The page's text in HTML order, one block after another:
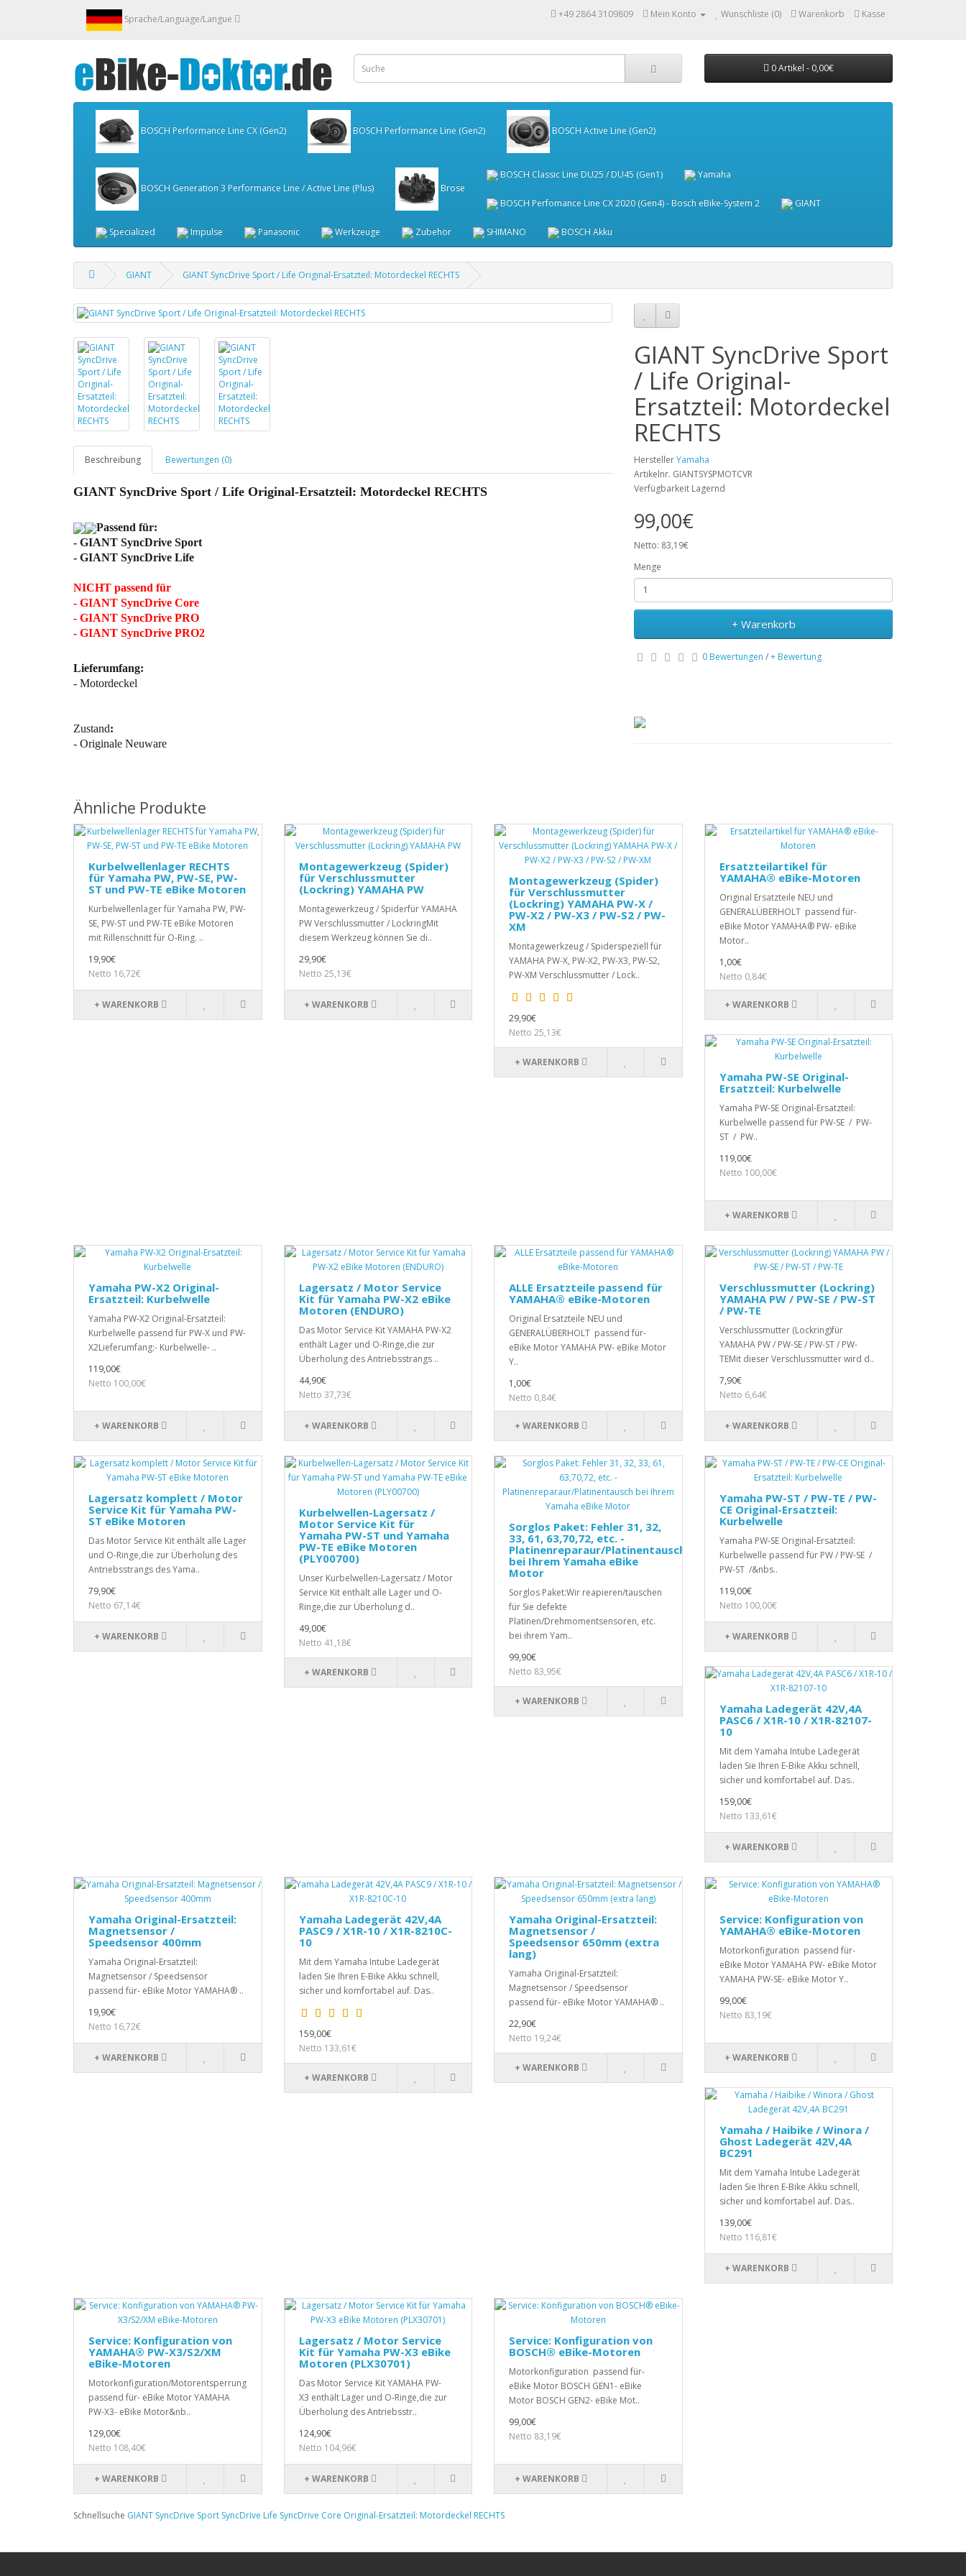
Sprache/Language/Langue +49 2864 3109809 Mein Konto Wunschliste (0) Warenkorb Kasse
0 Artikel - 0,00€
BOSCH Performance Line CX (Gen2) BOSCH Performance Line (Gen2) BOSCH Active Line (Gen2)
BOSCH Generation 3 Performance Line / Active Line (Plus) Brose
BOSCH Classic Line DU25 / DU45 (Gen1) Yamaha
BOSCH Perfomance Line CX 2020 (Gen4) - Bosch eBike-System 2 GIANT
Specialized Impulse Panasonic Werkzeuge Zubehör SHIMANO BOSCH Akku
GIANT GIANT SyncDrive Sport / Life Original-Ersatzteil: Motordeckel RECHTS
Beschreibung Bewertungen (0)
GIANT SyncDrive Sport / Life Original-Ersatzteil: Motordeckel RECHTS
Passend für:
- GIANT SyncDrive Sport
- GIANT SyncDrive Life
NICHT passend für
- GIANT SyncDrive Core
- GIANT SyncDrive PRO
- GIANT SyncDrive PRO2
Lieferumfang:
- Motordeckel
Zustand:
- Originale Neuware
GIANT SyncDrive Sport
/ Life Original-
Ersatzteil: Motordeckel
RECHTS
HerstellerYamaha
Artikelnr. GIANTSYSPMOTCVR
Verfügbarkeit Lagernd
99,00€
Netto: 83,19€
Menge
+ Warenkorb
0 Bewertungen /+ Bewertung
Ähnliche Produkte
Kurbelwellenlager RECHTS
für Yamaha PW, PW-SE, PW-
ST und PW-TE eBike Motoren
Kurbelwellenlager für Yamaha PW, PW-
SE, PW-ST und PW-TE eBike Motoren
mit Rillenschnitt für O-Ring. ..
19,90€
Netto 16,72€
+ WARENKORB
Montagewerkzeug (Spider)
für Verschlussmutter
(Lockring) YAMAHA PW
Montagewerkzeug / Spiderfür YAMAHA
PW Verschlussmutter / LockringMit
diesem Werkzeug können Sie di..
29,90€
Netto 25,13€
+ WARENKORB
Montagewerkzeug (Spider)
für Verschlussmutter
(Lockring) YAMAHA PW-X /
PW-X2 / PW-X3 / PW-S2 / PW-
XM
Montagewerkzeug / Spiderspeziell für
YAMAHA PW-X, PW-X2, PW-X3, PW-S2,
PW-XM Verschlussmutter / Lock..
29,90€
Netto 25,13€
+ WARENKORB
Ersatzteilartikel für
YAMAHA® eBike-Motoren
Original Ersatzteile NEU und
GENERALÜBERHOLT passend für-
eBike Motor YAMAHA® PW- eBike
Motor..
1,00€
Netto 0,84€
+ WARENKORB
Yamaha PW-SE Original-
Ersatzteil: Kurbelwelle
Yamaha PW-SE Original-Ersatzteil:
Kurbelwelle passend für PW-SE / PW-
ST / PW..
119,00€
Netto 100,00€
+ WARENKORB
Yamaha PW-X2 Original-
Ersatzteil: Kurbelwelle
Yamaha PW-X2 Original-Ersatzteil:
Kurbelwelle passend für PW-X und PW-
X2Lieferumfang:- Kurbelwelle- ..
119,00€
Netto 100,00€
+ WARENKORB
Lagersatz / Motor Service
Kit für Yamaha PW-X2 eBike
Motoren (ENDURO)
Das Motor Service Kit YAMAHA PW-X2
enthält Lager und O-Ringe,die zur
Überholung des Antriebsstrangs ..
44,90€
Netto 37,73€
+ WARENKORB
ALLE Ersatzteile passend für
YAMAHA® eBike-Motoren
Original Ersatzteile NEU und
GENERALÜBERHOLT passend für-
eBike Motor YAMAHA PW- eBike Motor
Y..
1,00€
Netto 0,84€
+ WARENKORB
Verschlussmutter (Lockring)
YAMAHA PW / PW-SE / PW-ST
/ PW-TE
Verschlussmutter (Lockring)für
YAMAHA PW / PW-SE / PW-ST / PW-
TEMit dieser Verschlussmutter wird d..
7,90€
Netto 6,64€
+ WARENKORB
Lagersatz komplett / Motor
Service Kit für Yamaha PW-
ST eBike Motoren
Das Motor Service Kit enthält alle Lager
und O-Ringe,die zur Überholung des
Antriebsstrangs des Yama..
79,90€
Netto 67,14€
+ WARENKORB
Kurbelwellen-Lagersatz /
Motor Service Kit für
Yamaha PW-ST und Yamaha
PW-TE eBike Motoren
(PLY00700)
Unser Kurbelwellen-Lagersatz / Motor
Service Kit enthält alle Lager und O-
Ringe,die zur Überholung d..
49,00€
Netto 41,18€
+ WARENKORB
Sorglos Paket: Fehler 31, 32,
33, 61, 63,70,72, etc. -
Platinenreparaur/Platinentausch
bei Ihrem Yamaha eBike
Motor
Sorglos Paket:Wir reapieren/tauschen
für Sie defekte
Platinen/Drehmomentsensoren, etc.
bei ihrem Yam..
99,90€
Netto 83,95€
+ WARENKORB
Yamaha PW-ST / PW-TE / PW-
CE Original-Ersatzteil:
Kurbelwelle
Yamaha PW-SE Original-Ersatzteil:
Kurbelwelle passend für PW / PW-SE /
PW-ST /&nbs..
119,00€
Netto 100,00€
+ WARENKORB
Yamaha Ladegerät 42V,4A
PASC6 / X1R-10 / X1R-82107-
10
Mit dem Yamaha Intube Ladegerät
laden Sie Ihren E-Bike Akku schnell,
sicher und komfortabel auf. Das..
159,00€
Netto 133,61€
+ WARENKORB
Yamaha Original-Ersatzteil:
Magnetsensor /
Speedsensor 400mm
Yamaha Original-Ersatzteil:
Magnetsensor / Speedsensor
passend für- eBike Motor YAMAHA® ..
19,90€
Netto 16,72€
+ WARENKORB
Yamaha Ladegerät 42V,4A
PASC9 / X1R-10 / X1R-8210C-
10
Mit dem Yamaha Intube Ladegerät
laden Sie Ihren E-Bike Akku schnell,
sicher und komfortabel auf. Das..
159,00€
Netto 133,61€
+ WARENKORB
Yamaha Original-Ersatzteil:
Magnetsensor /
Speedsensor 650mm (extra
lang)
Yamaha Original-Ersatzteil:
Magnetsensor / Speedsensor
passend für- eBike Motor YAMAHA® ..
22,90€
Netto 19,24€
+ WARENKORB
Service: Konfiguration von
YAMAHA® eBike-Motoren
Motorkonfiguration passend für-
eBike Motor YAMAHA PW- eBike Motor
YAMAHA PW-SE- eBike Motor Y..
99,00€
Netto 83,19€
+ WARENKORB
Yamaha / Haibike / Winora /
Ghost Ladegerät 42V,4A
BC291
Mit dem Yamaha Intube Ladegerät
laden Sie Ihren E-Bike Akku schnell,
sicher und komfortabel auf. Das..
139,00€
Netto 116,81€
+ WARENKORB
Service: Konfiguration von
YAMAHA® PW-X3/S2/XM
eBike-Motoren
Motorkonfiguration/Motorentsperrung
passend für- eBike Motor YAMAHA
PW-X3- eBike Motor&nb..
129,00€
Netto 108,40€
+ WARENKORB
Lagersatz / Motor Service
Kit für Yamaha PW-X3 eBike
Motoren (PLX30701)
Das Motor Service Kit YAMAHA PW-
X3 enthält Lager und O-Ringe,die zur
Überholung des Antriebsstr..
124,90€
Netto 104,96€
+ WARENKORB
Service: Konfiguration von
BOSCH® eBike-Motoren
Motorkonfiguration passend für-
eBike Motor BOSCH GEN1- eBike
Motor BOSCH GEN2- eBike Mot..
99,00€
Netto 83,19€
+ WARENKORB
Schnellsuche GIANT SyncDrive Sport SyncDrive Life SyncDrive Core Original-Ersatzteil: Motordeckel RECHTS